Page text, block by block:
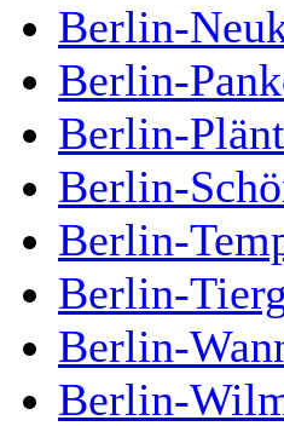
Berlin-
Berlin-
Berlin-
Berlin-
Berlin-
Berlin-
Berlin-
Berlin-